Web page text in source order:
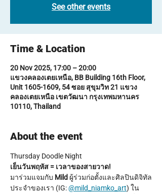
See other events
Time & Location
20 Nov 2025, 17:00 – 20:00
แขวงคลองเตยเหนือ, BB Building 16th Floor,
Unit 1605-1609, 54 ซอย สุขุมวิท 21 แขวง
คลองเตยเหนือ เขตวัฒนา กรุงเทพมหานคร
10110, Thailand
About the event
Thursday Doodle Night
เย็นวันพฤหัส = เวลาของสายวาด!
มาร่วมแจมกับ Mild ผู้ร่วมก่อตั้งและศิลปินดิจิทัล
ประจำของเรา (IG: @mild_niamko_art) ใน